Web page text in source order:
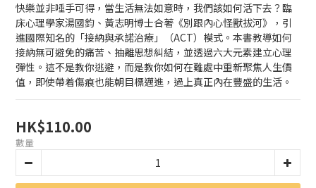
快樂並非唾手可得，當生活無法如意時，我們該如何活下去？臨
床心理學家湯國鈞、黃志明博士合著《別跟內心怪獸拔河》，引
進國際知名的「接納與承諾治療」（ACT）模式。本書教導如何
接納無可避免的痛苦、抽離思想糾結，並透過六大元素建立心理
彈性。這不是教你逃避，而是教你如何在難處中重新聚焦人生價
值，即使帶着傷痕也能朝目標邁進，過上真正內在豐盛的生活。
HK$110.00
數量